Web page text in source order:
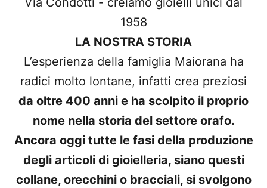
1958
LA NOSTRA STORIA
L’esperienza della famiglia Maiorana ha
radici molto lontane, infatti crea preziosi
da oltre 400 anni e ha scolpito il proprio
nome nella storia del settore orafo.
Ancora oggi tutte le fasi della produzione
degli articoli di gioielleria, siano questi
collane, orecchini o bracciali, si svolgono